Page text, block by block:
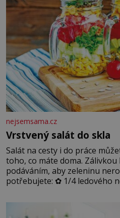
nejsemsama.cz
Vrstvený salát do skla
Salát na cesty i do práce
toho, co máte doma.
podáváním, aby zeleninu
potřebujete: ✿ 1/4 ledového
okurky ✿ 2 rajčata Zálivka: ✿
lžíci citronové šťávy ✿ ½